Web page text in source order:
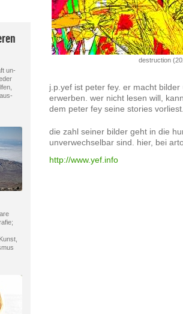
un-
destruction
j.p.yef ist peter fey. er macht
erwerben. wer nicht lesen will,
dem peter fey seine stories
die zahl seiner bilder geht in die
unverwechselbar sind. hier, bei
http://www.yef.info